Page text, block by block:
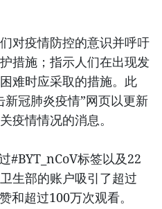
对疫情防控的意识并呼吁
措施；指示人们在出现发
难时应采取的措施。此
冠肺炎疫情”网页以更新
疫情情况的消息。
#BYT_nCoV标签以及22
生部的账户吸引了超过
和超过100万次观看。